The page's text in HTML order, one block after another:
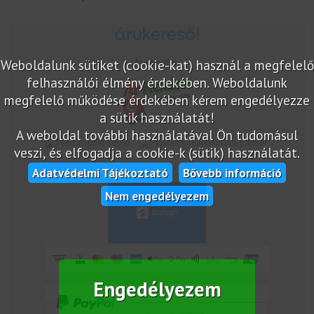
Weboldalunk sütiket (cookie-kat) használ a megfelelő
felhasználói élmény érdekében. Weboldalunk
megfelelő működése érdekében kérem engedélyezze
a sütik használatát!
A weboldal további használatával Ön tudomásul
veszi, és elfogadja a cookie-k (sütik) használatát.
Adatvédelmi Tájékoztató
Bővebb információ
Nem engedélyezem
Engedélyezem
Árukereső.hu
marketplace partner